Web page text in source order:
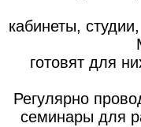
кабинеты,
готовят для
Регулярно
семинары для